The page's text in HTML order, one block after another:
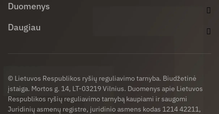
Duomenys
Daugiau
© Lietuvos Respublikos ryšių reguliavimo tarnyba. Biudžetinė
įstaiga. Mortos g. 14, LT-03219 Vilnius. Duomenys apie Lietuvos
Respublikos ryšių reguliavimo tarnybą kaupiami ir saugomi
Juridinių asmenų registre, juridinio asmens kodas 1214 42211,